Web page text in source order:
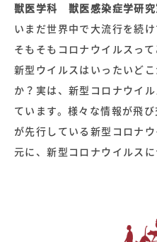
獣医学科 獣医感染症学
いまだ世界中で大流行を続
そもそもコロナウイルスっ
新型ウイルスはいったいど
か？実は、新型コロナウイ
ています。様々な情報が飛
が先行している新型コロナ
元に、新型コロナウイルスに